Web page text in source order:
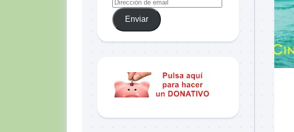
Enviar